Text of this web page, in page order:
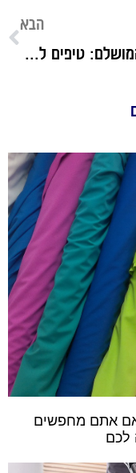
הבא
הסלון המושלם: טיפים לתכנון ובחירת רהיטים מתאימים
אם אתם מחפשים
לכם